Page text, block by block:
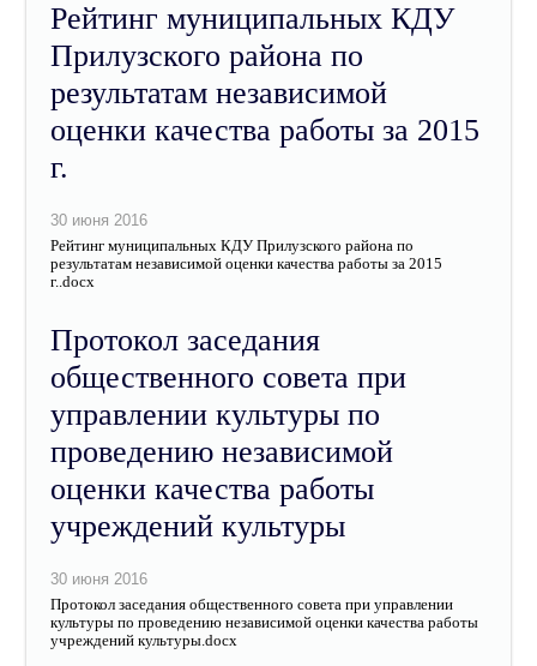
Рейтинг муниципальных КДУ
Прилузского района по
результатам независимой
оценки качества работы за 2015
г.
Рейтинг муниципальных КДУ Прилузского района по
результатам независимой оценки качества работы за 2015
г..docx
Протокол заседания
общественного совета при
управлении культуры по
проведению независимой
оценки качества работы
учреждений культуры
Протокол заседания общественного совета при управлении
культуры по проведению независимой оценки качества работы
учреждений культуры.docx